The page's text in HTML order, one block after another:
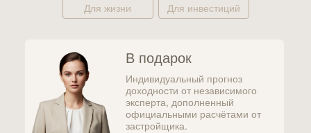
Индивидуальный прогноз
доходности от независимого
эксперта, дополненный
официальными расчётами от
застройщика.
В подарок
Для инвестиций
Для жизни